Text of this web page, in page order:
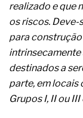
As
Os
O
realizado e que
os riscos.
para
intrinsecamente
destinados a
parte, em locais
Grupos I, II ou